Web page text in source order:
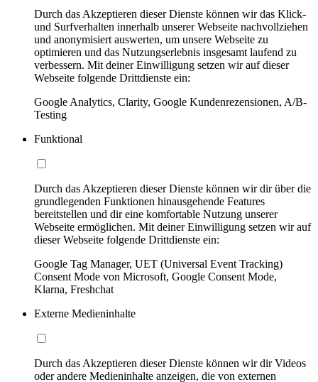
Durch das Akzeptieren dieser Dienste können wir das Klick-
und Surfverhalten innerhalb unserer Webseite nachvollziehen
und anonymisiert auswerten, um unsere Webseite zu
optimieren und das Nutzungserlebnis insgesamt laufend zu
verbessern. Mit deiner Einwilligung setzen wir auf dieser
Webseite folgende Drittdienste ein:
Google Analytics, Clarity, Google Kundenrezensionen, A/B-
Testing
Funktional
Durch das Akzeptieren dieser Dienste können wir dir über die
grundlegenden Funktionen hinausgehende Features
bereitstellen und dir eine komfortable Nutzung unserer
Webseite ermöglichen. Mit deiner Einwilligung setzen wir auf
dieser Webseite folgende Drittdienste ein:
Google Tag Manager, UET (Universal Event Tracking)
Consent Mode von Microsoft, Google Consent Mode,
Klarna, Freshchat
Externe Medieninhalte
Durch das Akzeptieren dieser Dienste können wir dir Videos
oder andere Medieninhalte anzeigen, die von externen